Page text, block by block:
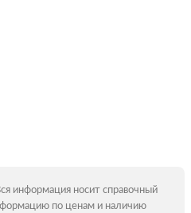
информация носит справочный
по ценам и наличию